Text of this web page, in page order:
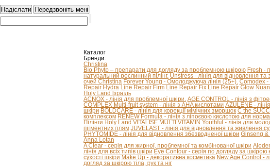
Каталог
Бренди:
Christina
Bio Phyto – препарати для догляду за проблемною шкірою Fresh -
натуральний рослинний пілінг. Unstress - лінія для відновлення та
очей Christina Forever Young - Омолоджуюча лінія (25+). Comodex -
Repair Hydra Line Repair Firm Line Repair Fix Line Repair Glow
Holy Land Ізраїль
ACNOX - лінія для проблемної шкіри. AGE CONTROL - лінія з
COMPLEX Multi-fruit system - лінія з AHA кислотами AZULENE -
шкіри BOLDCARE - лінія для корекції мімічних зморшок C the
комплексом RENEW Formula - лінія з ліпоєвою кислотою для
Пілінги Holy Land VITALISE MULTI VITAMIN Youthful - лінія для
пігментних плям JUVELAST - лінія для відновлення та живлення
PHYTOMIDE - лінія для відновлення збезводненої шкіри Ginseng &
Anna Lotan
A Clear - серія для жирної, проблемної та комбінованої шкіри
лінія для всіх типів шкіри Eye Contour - серія по догляду за шкірою
сухості шкіри Make Up - декоративна косметика New Age Control -
догляд за шкірою тіла, рук та ніг